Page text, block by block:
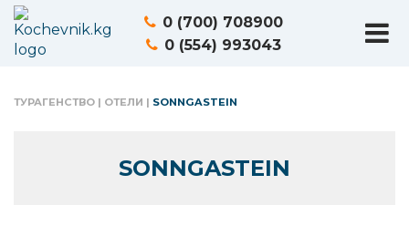
0 (700) 708900
0 (554) 993043
ТУРАГЕНСТВО | ОТЕЛИ | SONNGASTEIN
SONNGASTEIN